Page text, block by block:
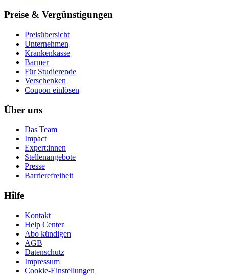
Preise & Vergünstigungen
Preisübersicht
Unternehmen
Krankenkasse
Barmer
Für Studierende
Ver­schen­ken
Coupon einlösen
Über uns
Das Team
Impact
Expert:innen
Stellenangebote
Presse
Barrierefreiheit
Hilfe
Kontakt
Help Center
Abo kündigen
AGB
Datenschutz
Impressum
Cookie-Einstellungen